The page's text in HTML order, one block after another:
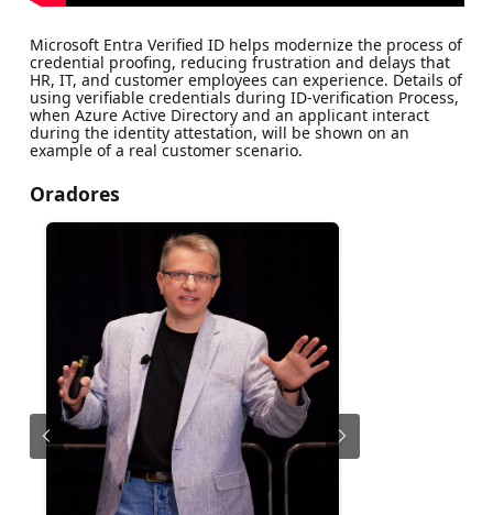
Microsoft Entra Verified ID helps modernize the process of
credential proofing, reducing frustration and delays that
HR, IT, and customer employees can experience. Details of
using verifiable credentials during ID-verification Process,
when Azure Active Directory and an applicant interact
during the identity attestation, will be shown on an
example of a real customer scenario.
Oradores